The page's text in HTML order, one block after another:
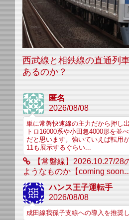
西武線と相鉄線の直通列
あるのか？
匿名
2026/08/08
単に常磐快速線の主力だから押し
トロ16000系や小田急4000形を並
だと思います。強いていえば転用
11も展示するぐらい...
【常磐線】2026.10.27/
ようなものか【coming soon...
ハンス王子運転手
2026/08/08
成田線我孫子支線への導入を推奨し